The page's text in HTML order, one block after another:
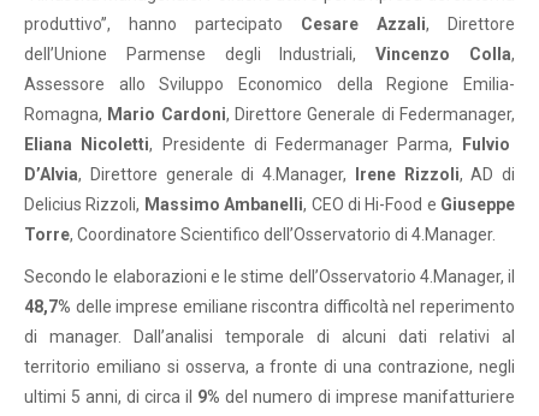
produttivo”, hanno partecipato Cesare Azzali, Direttore
dell’Unione Parmense degli Industriali,Vincenzo Colla,
Assessore allo Sviluppo Economico della Regione Emilia-
Romagna, Mario Cardoni, Direttore Generale di Federmanager,
Eliana Nicoletti, Presidente di Federmanager Parma,
Fulvio
D’Alvia, Direttore generale di 4.Manager, Irene Rizzoli, AD di
Delicius Rizzoli, Massimo Ambanelli, CEO di Hi-Food e Giuseppe
Torre, Coordinatore Scientifico dell’Osservatorio di 4.Manager.
Secondo le elaborazioni e le stime dell’Osservatorio 4.Manager, il
48,7% delle imprese emiliane riscontra difficoltà nel reperimento
di manager. Dall’analisi temporale di alcuni dati relativi al
territorio emiliano si osserva, a fronte di una contrazione, negli
ultimi 5 anni, di circa il 9% del numero di imprese manifatturiere